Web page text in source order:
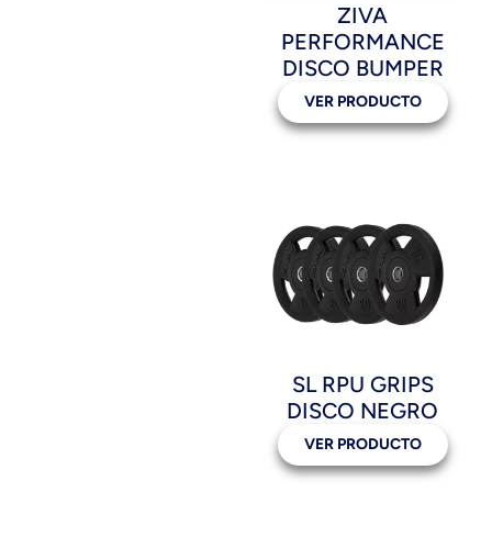
ZIVA
PERFORMANCE
DISCO BUMPER
VER PRODUCTO
SL RPU GRIPS
DISCO NEGRO
VER PRODUCTO